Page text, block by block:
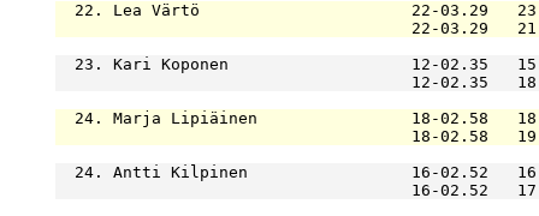
22. Lea Värtö                      22-03.29
22-03.29
23. Kari Koponen                   12-02.35
12-02.35
24. Marja Lipiäinen                18-02.58
18-02.58
24. Antti Kilpinen                 16-02.52
16-02.52